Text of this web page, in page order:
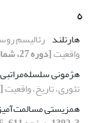
ه
هارتلند رئالیسم
واقعیت[دوره 27، شماره 2، 1392، صفحه 445-472]
هژمونی سلسله‌مراتبی
‏تئوری، تاریخ، واقعیت
همزیستی